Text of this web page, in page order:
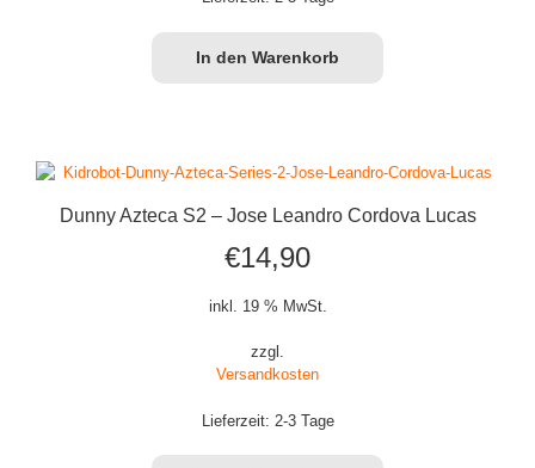
In den Warenkorb
Dunny Azteca S2 – Jose Leandro Cordova Lucas
€14,90
inkl. 19 % MwSt.
zzgl.
Versandkosten
Lieferzeit: 2-3 Tage